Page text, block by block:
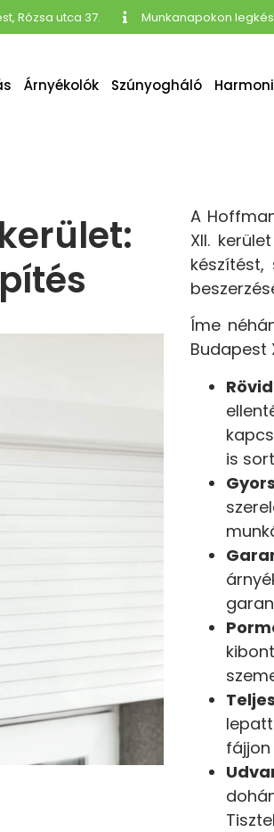
Rózsa utca 37. Munkanapokon
Árnyékolók Szúnyogháló
A
XII. kerület
Íme
Budapest
is
fájjon